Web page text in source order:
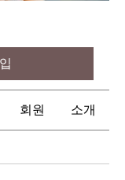
회원 소개